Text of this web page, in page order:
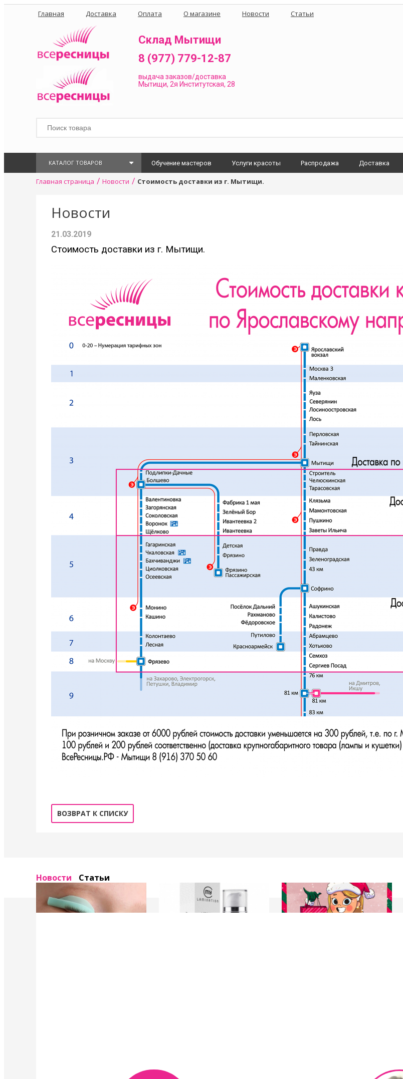
Главная Доставка Оплата О магазине Новости Статьи
Склад Мытищи
8 (977) 779-12-87
выдача заказов/доставка
Мытищи, 2я Институтская, 28
КАТАЛОГ ТОВАРОВ Обучение мастеров Услуги красоты Распродажа Доставка
Главная страница / Новости / Стоимость доставки из г. Мытищи.
Новости
21.03.2019
Стоимость доставки из г. Мытищи.
ВОЗВРАТ К СПИСКУ
Новости Статьи